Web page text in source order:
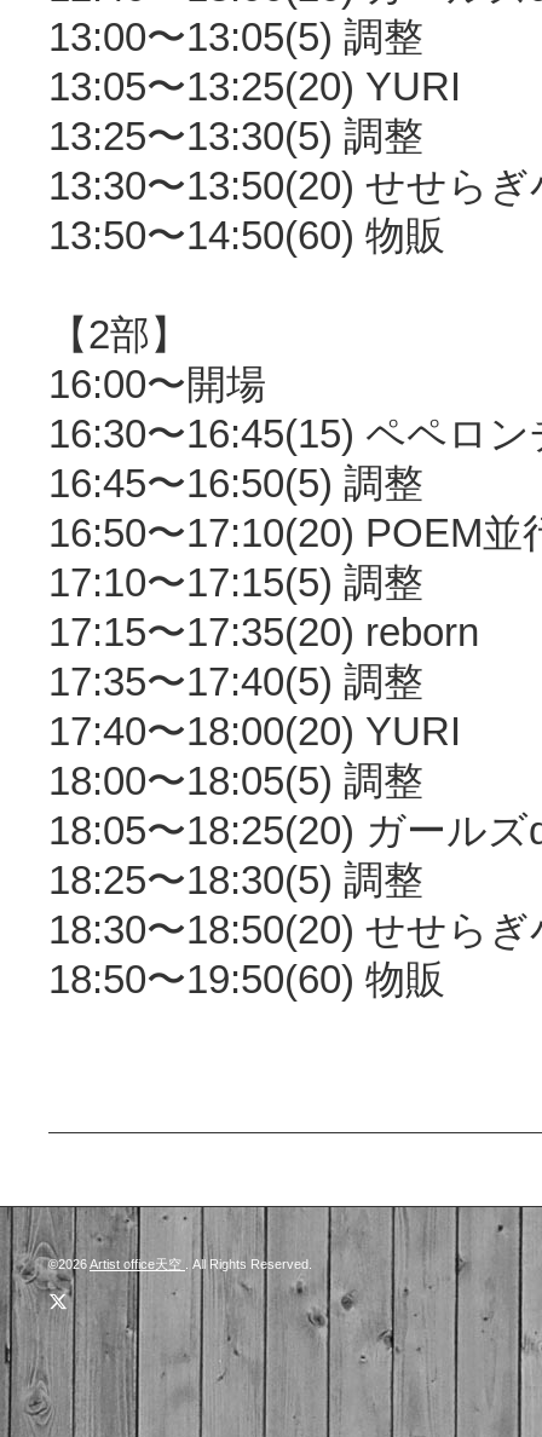
13:00〜13:05(5) 調整
13:05〜13:25(20) YURI
13:25〜13:30(5) 調整
13:30〜13:50(20) せせらぎ
13:50〜14:50(60) 物販
【2部】
16:00〜開場
16:30〜16:45(15) ペペロ
16:45〜16:50(5) 調整
16:50〜17:10(20) POEM並
17:10〜17:15(5) 調整
17:15〜17:35(20) reborn
17:35〜17:40(5) 調整
17:40〜18:00(20) YURI
18:00〜18:05(5) 調整
18:05〜18:25(20) ガールズ
18:25〜18:30(5) 調整
18:30〜18:50(20) せせらぎ
18:50〜19:50(60) 物販
©2026Artist office天空 . All Rights Reserved.